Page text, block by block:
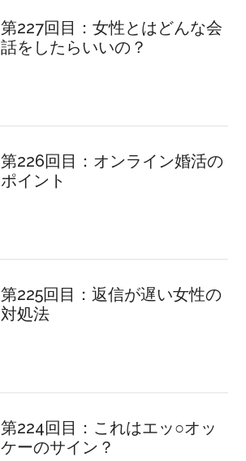
第227回目：女性とはどんな会
話をしたらいいの？
第226回目：オンライン婚活の
ポイント
第225回目：返信が遅い女性の
対処法
第224回目：これはエッ○オッ
ケーのサイン？